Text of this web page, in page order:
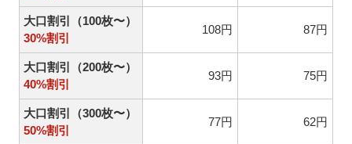
大口割引（100枚〜）
30%割引
108円 87円
大口割引（200枚〜）
40%割引
93円 75円
大口割引（300枚〜）
50%割引
77円 62円